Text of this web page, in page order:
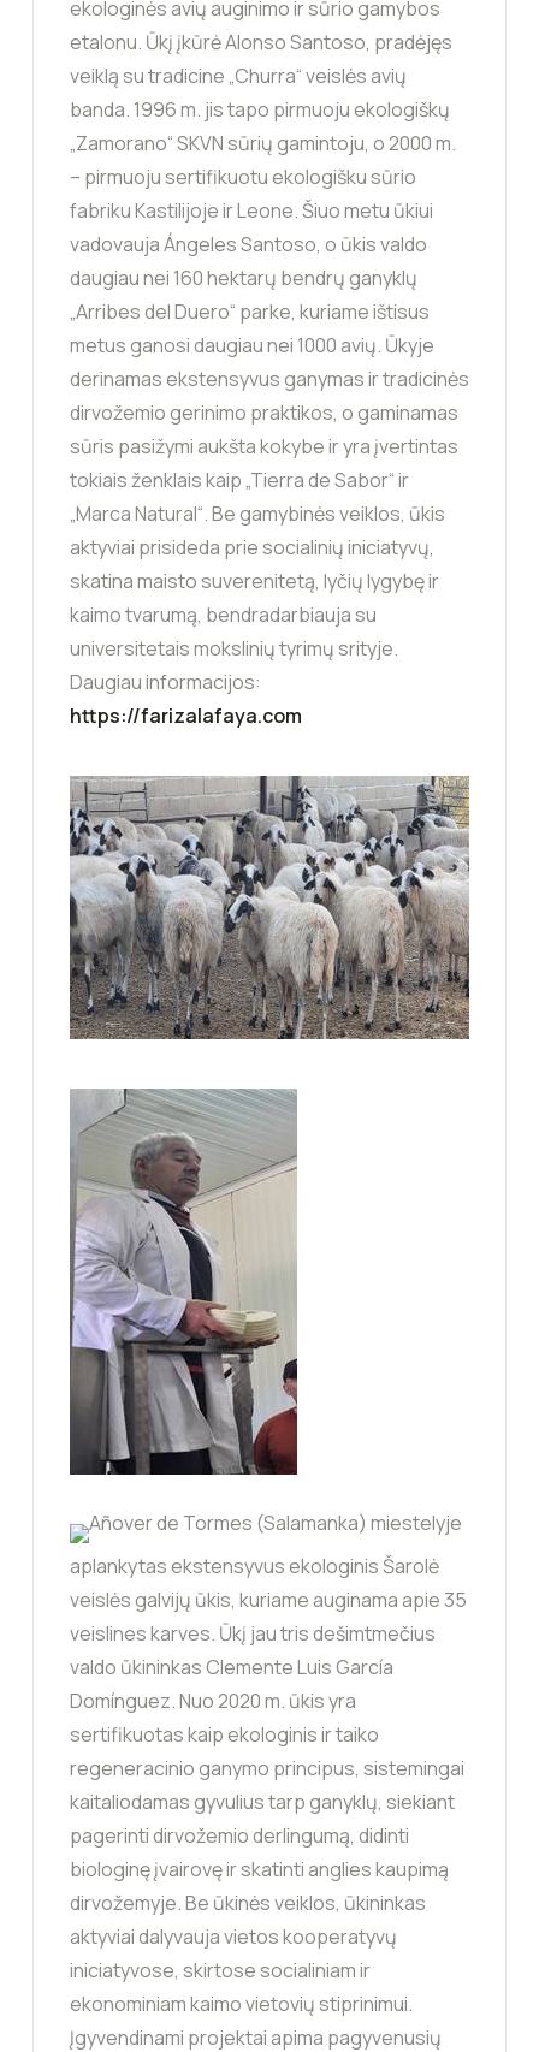
ekologinės avių auginimo ir sūrio gamybos
etalonu. Ūkį įkūrė Alonso Santoso, pradėjęs
veiklą su tradicine „Churra“ veislės avių
banda. 1996 m. jis tapo pirmuoju ekologiškų
„Zamorano“ SKVN sūrių gamintoju, o 2000 m.
– pirmuoju sertifikuotu ekologišku sūrio
fabriku Kastilijoje ir Leone. Šiuo metu ūkiui
vadovauja Ángeles Santoso, o ūkis valdo
daugiau nei 160 hektarų bendrų ganyklų
„Arribes del Duero“ parke, kuriame ištisus
metus ganosi daugiau nei 1000 avių. Ūkyje
derinamas ekstensyvus ganymas ir tradicinės
dirvožemio gerinimo praktikos, o gaminamas
sūris pasižymi aukšta kokybe ir yra įvertintas
tokiais ženklais kaip „Tierra de Sabor“ ir
„Marca Natural“. Be gamybinės veiklos, ūkis
aktyviai prisideda prie socialinių iniciatyvų,
skatina maisto suverenitetą, lyčių lygybę ir
kaimo tvarumą, bendradarbiauja su
universitetais mokslinių tyrimų srityje.
Daugiau informacijos:
https://farizalafaya.com
Añover de Tormes (Salamanka) miestelyje
aplankytas ekstensyvus ekologinis Šarolė
veislės galvijų ūkis, kuriame auginama apie 35
veislines karves. Ūkį jau tris dešimtmečius
valdo ūkininkas Clemente Luis García
Domínguez. Nuo 2020 m. ūkis yra
sertifikuotas kaip ekologinis ir taiko
regeneracinio ganymo principus, sistemingai
kaitaliodamas gyvulius tarp ganyklų, siekiant
pagerinti dirvožemio derlingumą, didinti
biologinę įvairovę ir skatinti anglies kaupimą
dirvožemyje. Be ūkinės veiklos, ūkininkas
aktyviai dalyvauja vietos kooperatyvų
iniciatyvose, skirtose socialiniam ir
ekonominiam kaimo vietovių stiprinimui.
Įgyvendinami projektai apima pagyvenusių